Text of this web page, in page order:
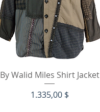
Schnellansicht
By Walid Miles Shirt Jacket
Preis
1.335,00 $